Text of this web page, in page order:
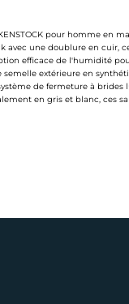
pour homme en
avec une doublure en cuir,
efficace de l'humidité
extérieure en
de fermeture à
en gris et blanc, ces